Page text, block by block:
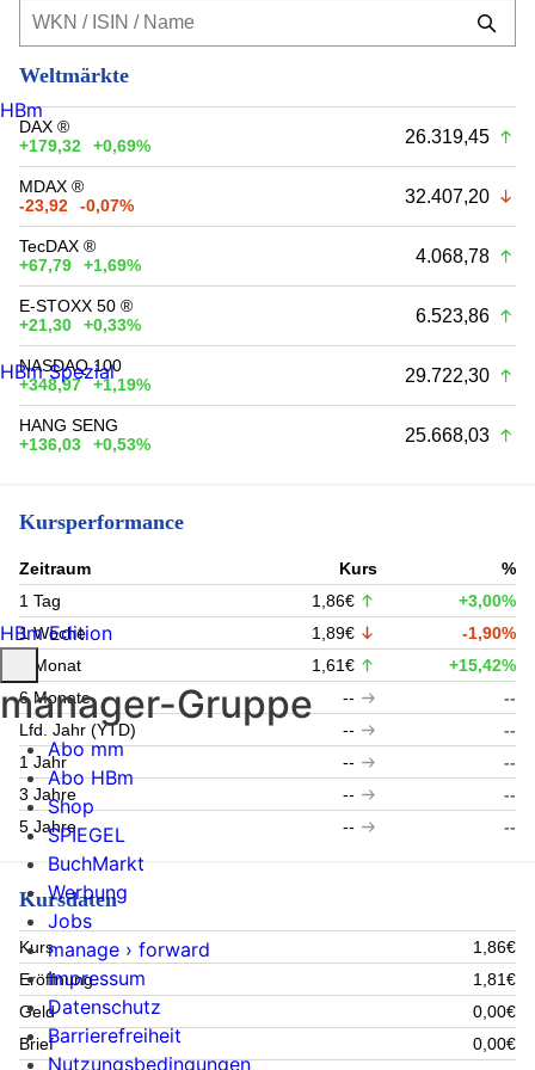
Weltmärkte
DAX ®
+179,32
+0,69% 26.319,45
MDAX ®
-23,92
-0,07% 32.407,20
TecDAX ®
+67,79
+1,69% 4.068,78
E-STOXX 50 ®
+21,30
+0,33% 6.523,86
NASDAQ 100
+348,97
+1,19% 29.722,30
HANG SENG
+136,03
+0,53% 25.668,03
Kursperformance
Zeitraum Kurs
%
1 Tag
1,86€
+3,00%
1 Woche
1,89€
-1,90%
1 Monat
1,61€
+15,42%
6 Monate
--
--
Lfd. Jahr (YTD)
--
--
1 Jahr
--
--
3 Jahre
--
--
5 Jahre
-- --
Kursdaten
Kurs
1,86€
Eröffnung
1,81€
Geld
0,00€
Brief
0,00€
HBm
HBm Spezial
HBm Edition
manager-Gruppe
Abo mm
Abo HBm
Shop
SPIEGEL
BuchMarkt
Werbung
Jobs
manage › forward
Impressum
Datenschutz
Barrierefreiheit
Nutzungsbedingungen